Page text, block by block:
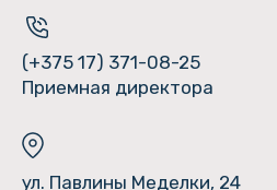
(+375 17) 371-08-25
Приемная директора
ул. Павлины Меделки, 24